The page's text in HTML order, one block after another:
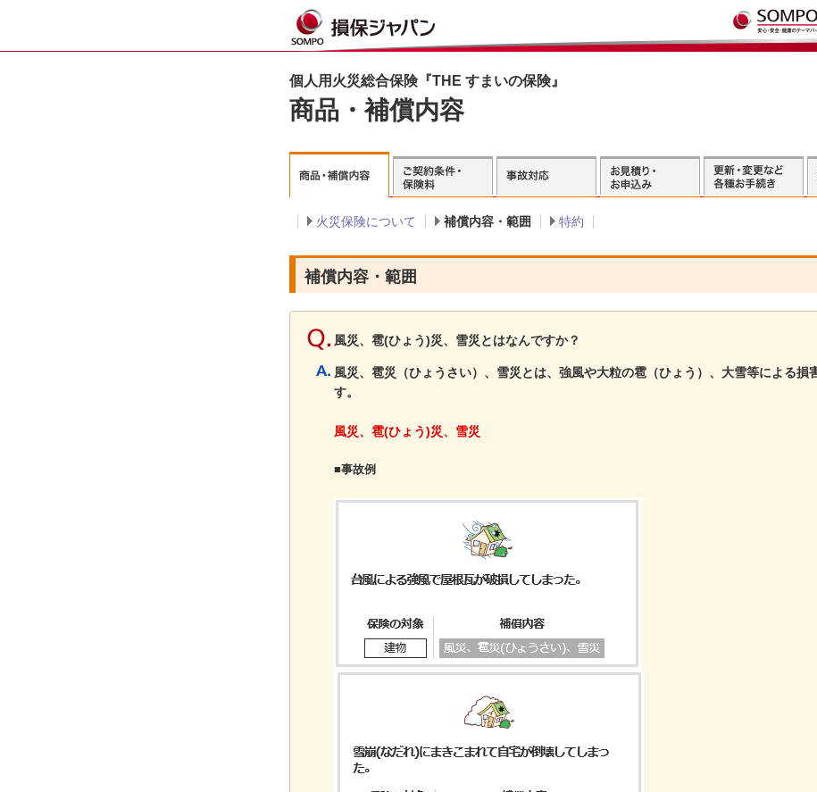
個人用火災総合保険『THE すまいの保険』
商品・補償内容
火災保険について 補償内容・範囲 特約
補償内容・範囲
風災、雹(ひょう)災、雪災とはなんですか？
風災、雹災（ひょうさい）、雪災とは、強風や大粒の雹（ひょう）、大雪等による損
す。
風災、雹(ひょう)災、雪災
■事故例